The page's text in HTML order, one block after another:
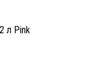
л Pink